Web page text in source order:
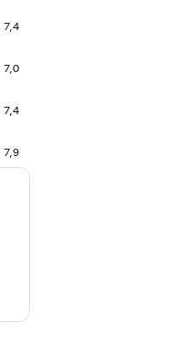
7,4
7,0
7,4
7,9